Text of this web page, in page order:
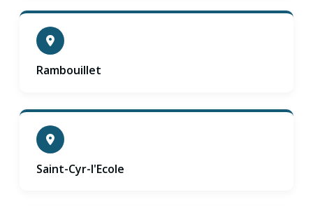
Rambouillet
Saint-Cyr-l'Ecole